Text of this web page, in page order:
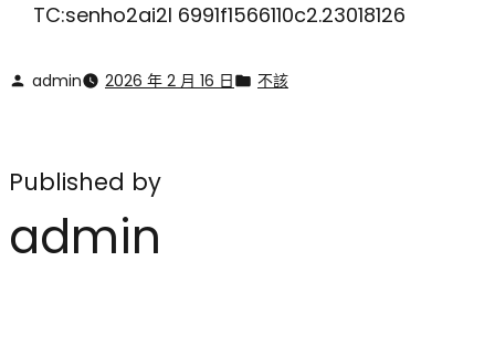
TC:senho2ai2l 6991f1566110c2.23018126
admin 2026 年 2 月 16 日 不該
Published by
admin